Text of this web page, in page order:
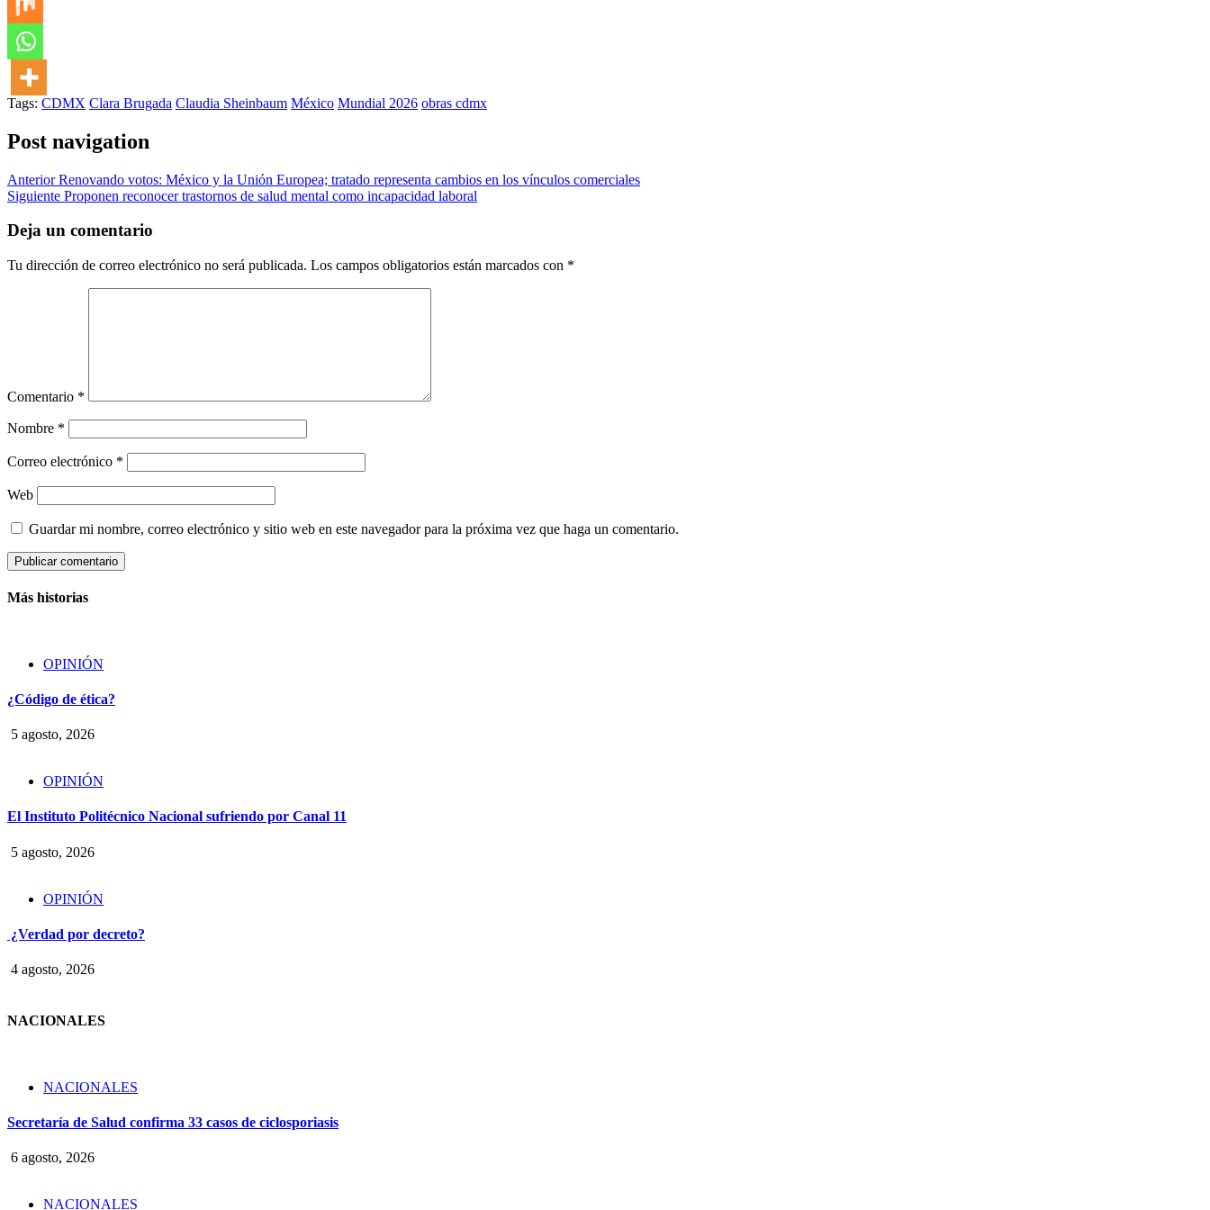
Tags: CDMX Clara Brugada Claudia Sheinbaum México Mundial 2026 obras cdmx
Post navigation
AnteriorRenovando votos: México y la Unión Europea; tratado representa cambios en los vínculos comerciales
Siguiente Proponen reconocer trastornos de salud mental como incapacidad laboral
Deja un comentario
Tu dirección de correo electrónico no será publicada. Los campos obligatorios están marcados con *
Comentario *
Nombre *
Correo electrónico *
Web
Guardar mi nombre, correo electrónico y sitio web en este navegador para la próxima vez que haga un comentario.
Más historias
OPINIÓN
¿Código de ética?
5 agosto, 2026
OPINIÓN
El Instituto Politécnico Nacional sufriendo por Canal 11
5 agosto, 2026
OPINIÓN
¿Verdad por decreto?
4 agosto, 2026
NACIONALES
NACIONALES
Secretaría de Salud confirma 33 casos de ciclosporiasis
6 agosto, 2026
NACIONALES